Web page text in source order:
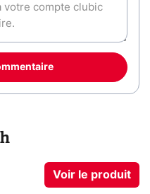
Voir le produit